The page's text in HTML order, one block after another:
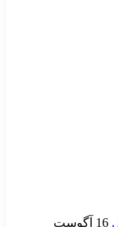
16 آگوست